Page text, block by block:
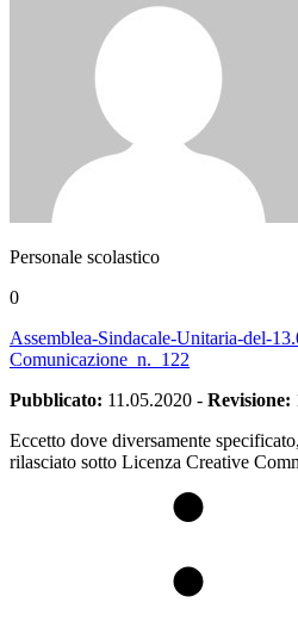
Personale scolastico
0
Assemblea-Sindacale-Unitaria-del-
Comunicazione_n._122
Pubblicato: 11.05.2020 - Revisione:
Eccetto dove diversamente
rilasciato sotto Licenza Creative